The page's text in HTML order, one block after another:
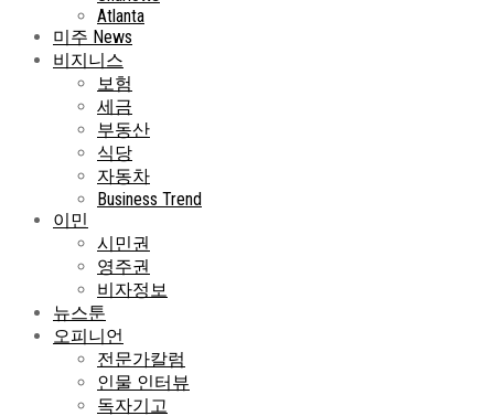
Atlanta
미주 News
비지니스
보험
세금
부동산
식당
자동차
Business Trend
이민
시민권
영주권
비자정보
뉴스툰
오피니언
전문가칼럼
인물 인터뷰
독자기고